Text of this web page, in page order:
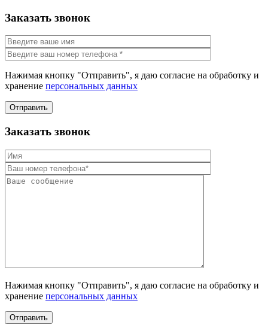
Заказать звонок
Нажимая кнопку "Отправить", я даю согласие на обработку и
хранение персональных данных
Отправить
Заказать звонок
Нажимая кнопку "Отправить", я даю согласие на обработку и
хранение персональных данных
Отправить